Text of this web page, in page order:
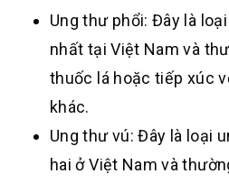
Ung thư phổi: Đây là
nhất tại Việt Nam và
thuốc lá hoặc tiếp xúc
khác.
Ung thư vú: Đây là loại
hai ở Việt Nam và